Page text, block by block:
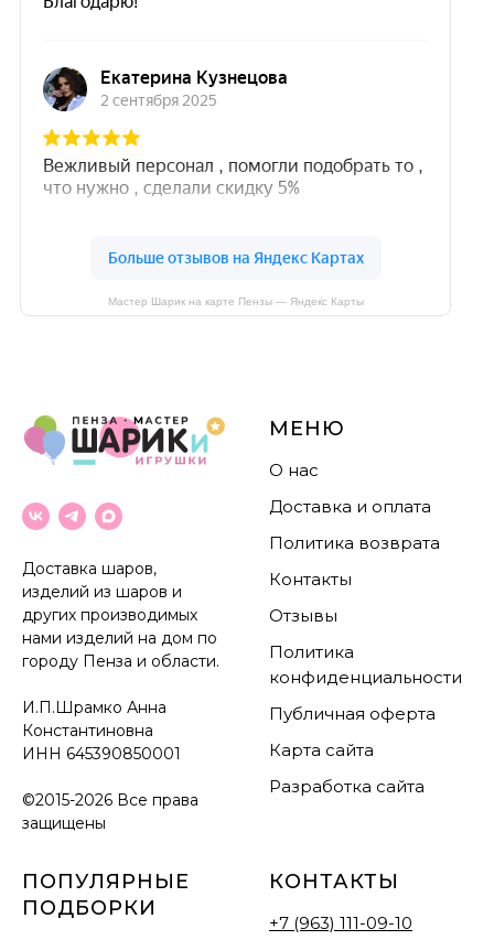
Мастер Шарик на карте Пензы — Яндекс Карты
Доставка шаров,
изделий из шаров и
других производимых
нами изделий на дом по
городу Пенза и области.
И.П.Шрамко Анна
Константиновна
ИНН 645390850001
©2015-2026 Все права
защищены
МЕНЮ
О нас
Доставка и оплата
Политика возврата
Контакты
Отзывы
Политика
конфиденциальности
Публичная оферта
Карта сайта
Разработка сайта
ПОПУЛЯРНЫЕ
ПОДБОРКИ
КОНТАКТЫ
+7 (963) 111-09-10